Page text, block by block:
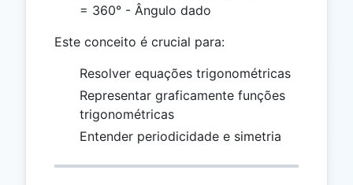
= 360° - Ângulo dado
Este conceito é crucial para:
Resolver equações trigonométricas
Representar graficamente funções
trigonométricas
Entender periodicidade e simetria